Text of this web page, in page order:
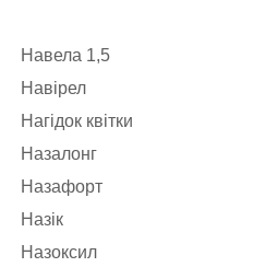
Навела 1,5
Навірел
Нагідок квітки
Назалонг
Назафорт
Назік
Назоксил